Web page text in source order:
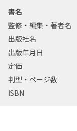
書名
監修・編集・著者名
出版社名
出版年月日
定価
判型・ページ数
ISBN